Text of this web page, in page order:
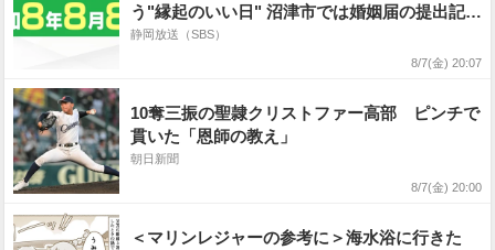
う"縁起のいい日" 沼津市では婚姻届の提出記念
サービス実施=静岡
静岡放送（SBS）
8/7(金) 20:07
10奪三振の聖隷クリストファー高部 ピンチで
貫いた「恩師の教え」
朝日新聞
8/7(金) 20:00
＜マリンレジャーの参考に＞海水浴に行きた